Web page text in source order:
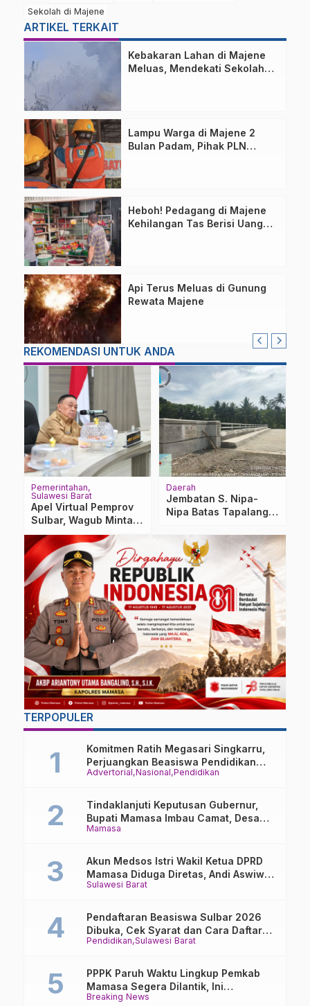
Sekolah di Majene
ARTIKEL TERKAIT
Kebakaran Lahan di Majene
Meluas, Mendekati Sekolah
Lampu Warga di Majene 2
Bulan Padam, Pihak PLN
Heboh! Pedagang di Majene
Kehilangan Tas Berisi Uang
Api Terus Meluas di Gunung
Rewata Majene
REKOMENDASI UNTUK ANDA
Pemerintahan
Sulawesi Barat
Apel Virtual Pemprov
Sulbar, Wagub Minta
OPD Perketat Absensi
dan Kinerja ASN
Daerah
Jembatan S. Nipa-
Nipa Batas Tapalang –
100%
TERPOPULER
Advertorial Nasional Pendidikan
Komitmen Ratih Megasari Singkarru,
Perjuangkan Beasiswa Pendidikan
Dari PAUD Hingga Perguruan Tinggi
Mamasa
Tindaklanjuti Keputusan Gubernur,
Bupati Mamasa Imbau Camat, Desa
dan Lurah
Sulawesi Barat
Akun Medsos Istri Wakil Ketua DPRD
Mamasa Diduga Diretas, Andi Aswiwin
Buka Suara
Pendidikan Sulawesi Barat
Pendaftaran Beasiswa Sulbar 2026
Dibuka, Cek Syarat dan Cara Daftar
Online
Breaking News
PPPK Paruh Waktu Lingkup Pemkab
Mamasa Segera Dilantik, Ini
Jadwalnya!